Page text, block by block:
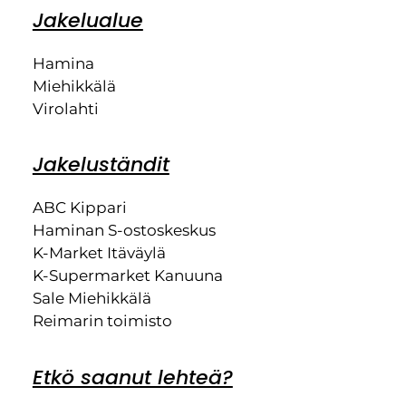
Jakelualue
Hamina
Miehikkälä
Virolahti
Jakeluständit
ABC Kippari
Haminan S-ostoskeskus
K-Market Itäväylä
K-Supermarket Kanuuna
Sale Miehikkälä
Reimarin toimisto
Etkö saanut lehteä?